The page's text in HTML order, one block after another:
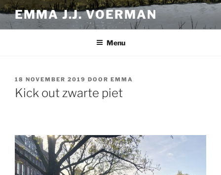
Ga
naar
de
EMMA J.J. VOERMAN
Menu
GEPLAATST
OP
18 NOVEMBER 2019 DOOR EMMA
Kick out zwarte piet